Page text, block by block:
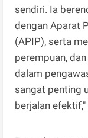
sendiri. Ia
dengan Aparat
(APIP), serta
perempuan,
dalam
sangat penting
berjalan efektif,"